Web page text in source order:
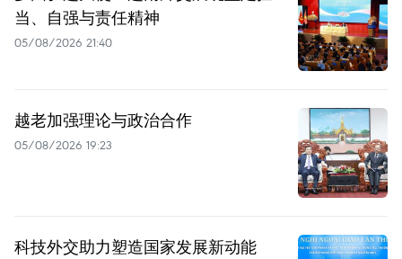
当、自强与责任精神
05/08/2026 21:40
越老加强理论与政治合作
05/08/2026 19:23
科技外交助力塑造国家发展新动能